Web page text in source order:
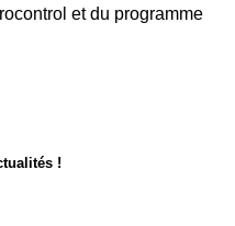
et du programme
!